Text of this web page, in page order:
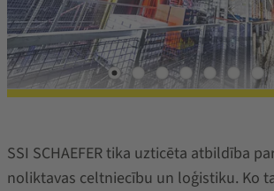
SSI SCHAEFER tika uzticēta atbildība
noliktavas celtniecību un loģistiku. Ko